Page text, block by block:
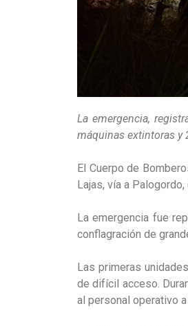
La emergencia,
máquinas extintoras y
El Cuerpo de
Lajas, vía a
La emergencia fue
conflagración de
Las primeras
de difícil acceso.
al personal operativo